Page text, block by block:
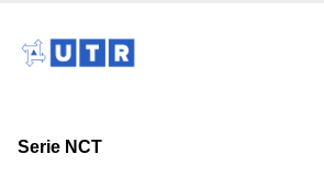
Serie NCT